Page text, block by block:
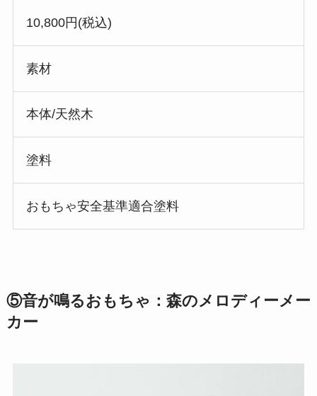
10,800円(税込)
素材
本体/天然木
塗料
おもちゃ安全基準適合塗料
⑤音が鳴るおもちゃ：森のメロディーメー
カー